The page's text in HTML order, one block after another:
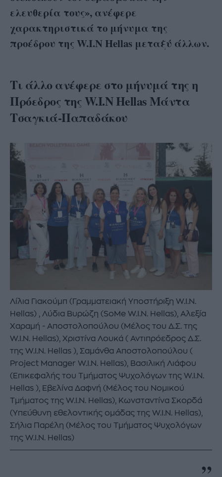
ελευθερία τους», ανέφερε
χαρακτηριστικά το μήνυμα της
προέδρου της W.I.N Hellas μεταξύ άλλων.
Τι άλλο ανέφερε στο μήνυμά της η
Πρόεδρος της W.I.N HellasΜάντα
Τσαγκιά-Παπαδάκου
Λίλια Γιακούμπ (Γραμματειακή Υποστήριξη W.I.N.
Hellas) , Λύδια Βυρώζη (SoMe W.I.N. Hellas), Αλεξία
Χαραμή - Αποστολoπούλου (Μέλος του Δ.Σ. της
W.I.N. Hellas), Χριστίνα Λουκά ( Αντιπρόεδρος Δ.Σ.
της W.I.N. Hellas ), Σαμάνθα Αποστολοπούλου (
Project Manager W.I.N. Hellas), Βασιλική Λιάφου
(Επικεφαλής του Τμήματος Ψυχολόγων της W.I.N.
Hellas ), Εβελίνα Δαφνή (Μέλος του Νομικού
Τμήματος της W.I.N. Hellas), Κωνσταντίνα Σκορδά
(Υπεύθυνη εθελοντικής ομάδας της W.I.N. Hellas),
Σήλια Παρέλη (Μέλος του Τμήματος Ψυχολόγων
της W.I.N. Hellas)